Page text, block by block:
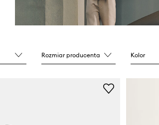
Rozmiar producenta Kolor